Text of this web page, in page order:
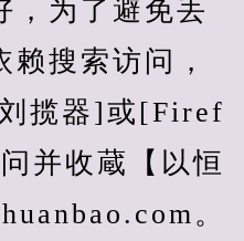
，为了避免丢
搜索访问，
揽器]或[Firef
并收蔵【以恒
。